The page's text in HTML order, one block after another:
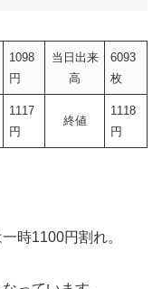
1098
円
当日出来
高
6093
枚
1117
円
終値
1118
円
時1100円割れ。